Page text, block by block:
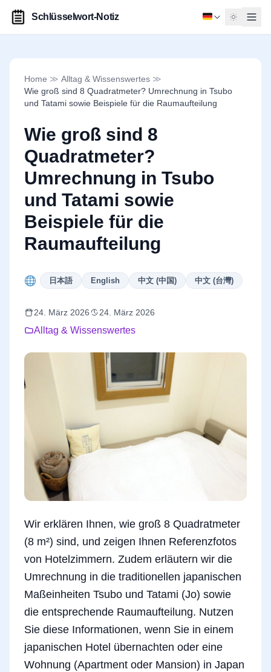
Schlüsselwort-Notiz
Home ≫ Alltag & Wissenswertes ≫
Wie groß sind 8 Quadratmeter? Umrechnung in Tsubo
und Tatami sowie Beispiele für die Raumaufteilung
Wie groß sind 8
Quadratmeter?
Umrechnung in Tsubo
und Tatami sowie
Beispiele für die
Raumaufteilung
日本語 English 中文 (中国) 中文 (台灣)
24. März 2026 24. März 2026
Alltag & Wissenswertes
Wir erklären Ihnen, wie groß 8 Quadratmeter
(8 m²) sind, und zeigen Ihnen Referenzfotos
von Hotelzimmern. Zudem erläutern wir die
Umrechnung in die traditionellen japanischen
Maßeinheiten Tsubo und Tatami (Jo) sowie
die entsprechende Raumaufteilung. Nutzen
Sie diese Informationen, wenn Sie in einem
japanischen Hotel übernachten oder eine
Wohnung (Apartment oder Mansion) in Japan